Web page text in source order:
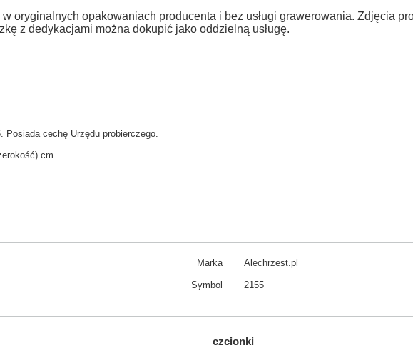
oryginalnych opakowaniach producenta i bez usługi grawerowania. Zdjęcia
z dedykacjami można dokupić jako oddzielną usługę.
Posiada cechę Urzędu probierczego.
cm
Marka Alechrzest.pl
Symbol 2155
czcionki